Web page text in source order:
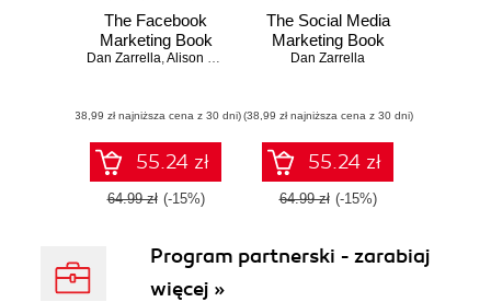
The Facebook
Marketing Book
Dan Zarrella,Alison Zarrella
(38,99 zł najniższa cena z 30 dni)
55.24 zł
64.99 zł (-15%)
The Social Media
Marketing Book
Dan Zarrella
(38,99 zł najniższa cena z 30 dni)
55.24 zł
64.99 zł (-15%)
Program partnerski - zarabiaj
więcej »